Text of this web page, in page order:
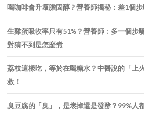
喝咖啡會升壞膽固醇？營養師揭秘：差1個
生雞蛋吸收率只有51%？營養師：多一個步
對猜不到是怎麼煮
荔枝這樣吃，等於在喝糖水？中醫說的「上
救！
臭豆腐的「臭」，是壞掉還是發酵？99%人